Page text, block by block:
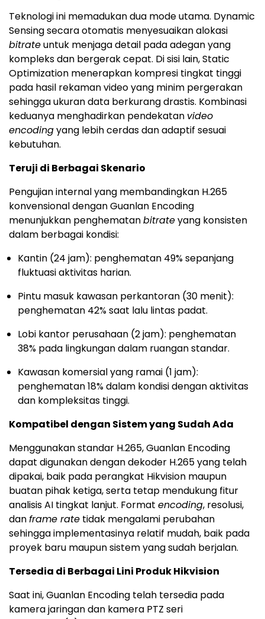
Teknologi ini memadukan dua mode utama. Dynamic
Sensing secara otomatis menyesuaikan alokasi
bitrateuntuk menjaga detail pada adegan yang
kompleks dan bergerak cepat. Di sisi lain, Static
Optimization menerapkan kompresi tingkat tinggi
pada hasil rekaman video yang minim pergerakan
sehingga ukuran data berkurang drastis. Kombinasi
keduanya menghadirkan pendekatan video
encodingyang lebih cerdas dan adaptif sesuai
kebutuhan.
Teruji di Berbagai Skenario
Pengujian internal yang membandingkan H.265
konvensional dengan Guanlan Encoding
menunjukkan penghematanbitrateyang konsisten
dalam berbagai kondisi:
Kantin (24 jam): penghematan 49% sepanjang
fluktuasi aktivitas harian.
Pintu masuk kawasan perkantoran (30 menit):
penghematan 42% saat lalu lintas padat.
Lobi kantor perusahaan (2 jam): penghematan
38% pada lingkungan dalam ruangan standar.
Kawasan komersial yang ramai (1 jam):
penghematan 18% dalam kondisi dengan aktivitas
dan kompleksitas tinggi.
Kompatibel dengan Sistem yang Sudah Ada
Menggunakan standar H.265, Guanlan Encoding
dapat digunakan dengan dekoder H.265 yang telah
dipakai, baik pada perangkat Hikvision maupun
buatan pihak ketiga, serta tetap mendukung fitur
analisis AI tingkat lanjut. Format encoding, resolusi,
danframe rate tidak mengalami perubahan
sehingga implementasinya relatif mudah, baik pada
proyek baru maupun sistem yang sudah berjalan.
Tersedia di Berbagai Lini Produk Hikvision
Saat ini, Guanlan Encoding telah tersedia pada
kamera jaringan dan kamera PTZ seri